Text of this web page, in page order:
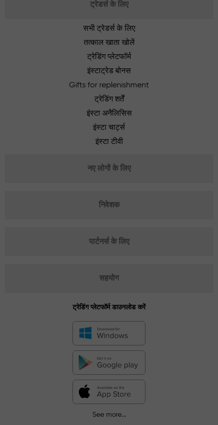
ट्रेडर्स के लिए
सभी ट्रेडर्स के लिए
तत्काल खाता खोलें
ट्रेडिंग प्लेटफॉर्म
इंस्टाट्रेड बोनस
Gifts for replenishment
ट्रेडिंग शर्तें
इंस्टा अनैलिसिस
इंस्टा चार्ट्स
इंस्टा टीवी
नए लोगों के लिए
निवेशक
पार्टनर्स के लिए
सहयोग
ट्रेडिंग प्लेटफॉर्म डाउनलोड करें
See more...